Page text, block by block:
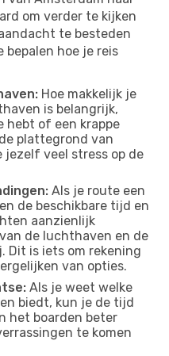
om verder te kijken
te besteden
bepalen hoe je reis
Hoe makkelijk je
is belangrijk,
hebt of een krappe
plattegrond van
jezelf veel stress op de
Als je route een
de beschikbare tijd en
aanzienlijk
de luchthaven en de
Dit is iets om rekening
van opties.
Als je weet welke
biedt, kun je de tijd
het boarden beter
te komen